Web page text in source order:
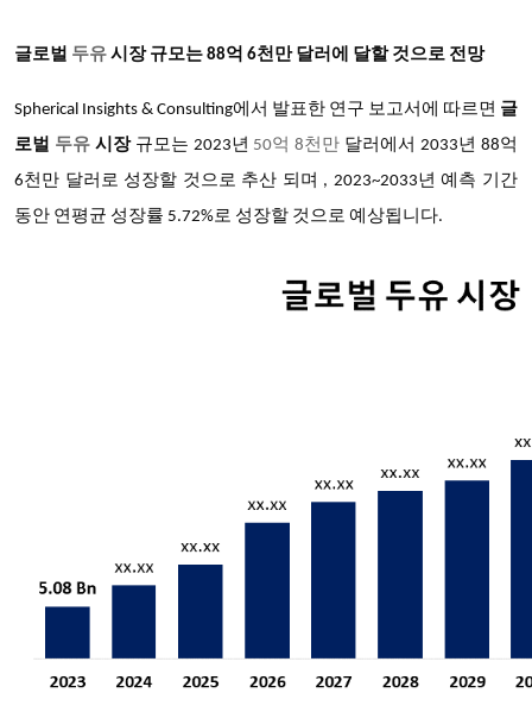
글로벌 두유 시장 규모는 88억 6천만 달러에 달할 것으로 전망
Spherical Insights & Consulting에서 발표한 연구 보고서에 따르면 글
로벌 두유 시장 규모는 2023년 50억 8천만 달러에서 2033년 88억
6천만 달러로 성장할 것으로 추산 되며 , 2023~2033년 예측 기간
동안 연평균 성장률 5.72%로 성장할 것으로 예상됩니다.